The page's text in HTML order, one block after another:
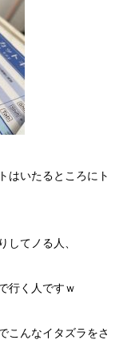
はいたるところにト
してノる人、
行く人ですｗ
こんなイタズラをさ